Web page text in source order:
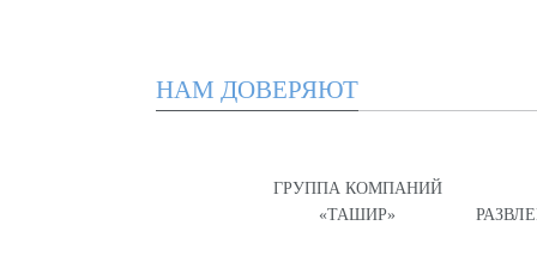
НАМ ДОВЕРЯЮТ
ГРУППА КОМПАНИЙ
«ТАШИР»